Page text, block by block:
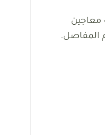
معاجين
المفاصل.